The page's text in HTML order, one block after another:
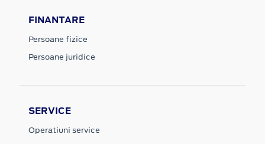
FINANTARE
Persoane fizice
Persoane juridice
SERVICE
Operatiuni service